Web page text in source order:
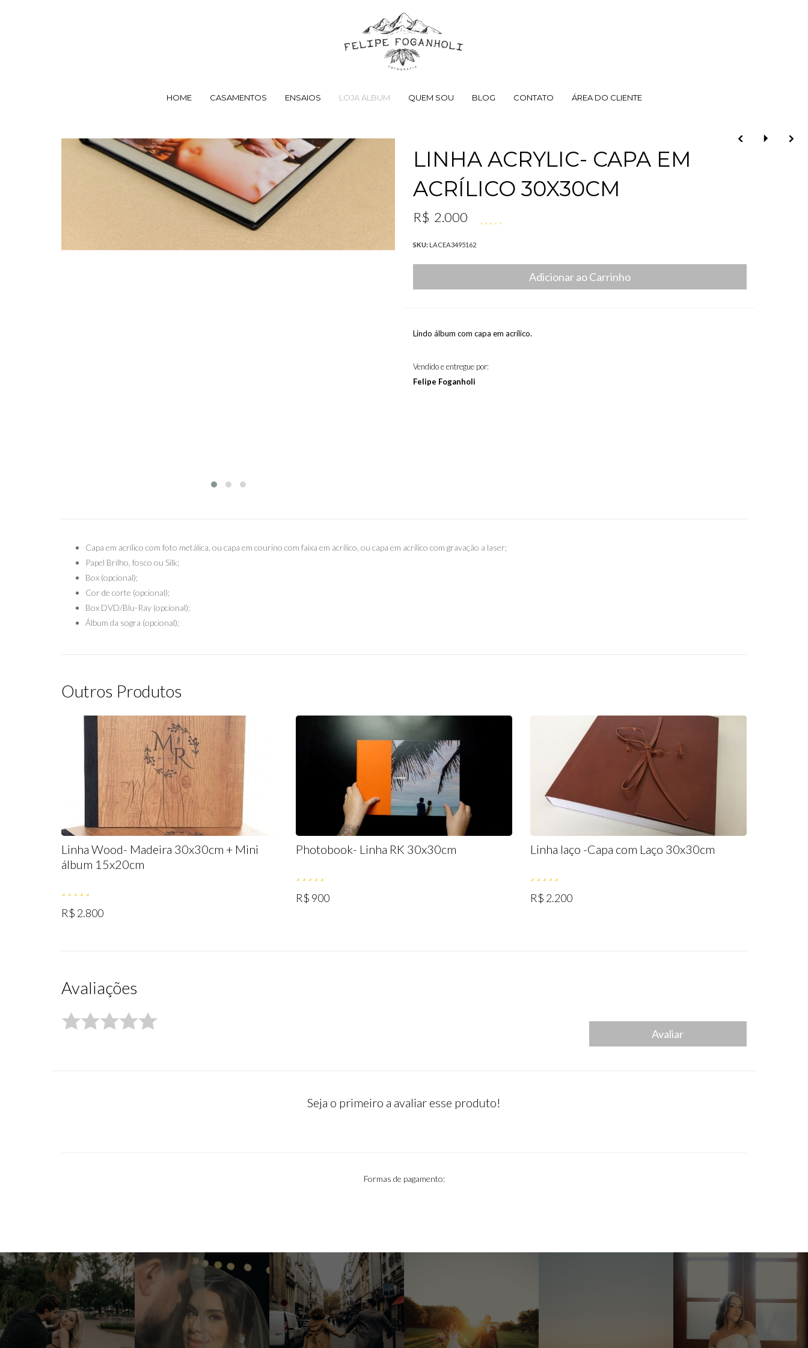
HOME CASAMENTOS ENSAIOS LOJA ÁLBUM QUEM SOU BLOG CONTATO ÁREA DO CLIENTE
LINHA ACRYLIC- CAPA EM
ACRÍLICO 30X30CM
R$ 2.000
SKU: LACEA3495162
Adicionar ao Carrinho
Lindo álbum com capa em acrílico.
Vendido e entregue por:
Felipe Foganholi
Capa em acrílico com foto metálica, ou capa em courino com faixa em acrílico, ou capa em acrílico com gravação a laser;
Papel Brilho, fosco ou Silk;
Box (opcional);
Cor de corte (opcional);
Box DVD/Blu-Ray (opcional);
Álbum da sogra (opcional);
Outros Produtos
Linha Wood- Madeira 30x30cm + Mini
álbum 15x20cm
R$ 2.800
Photobook- Linha RK 30x30cm
R$ 900
Linha laço -Capa com Laço 30x30cm
R$ 2.200
Avaliações
Avaliar
Seja o primeiro a avaliar esse produto!
Formas de pagamento: